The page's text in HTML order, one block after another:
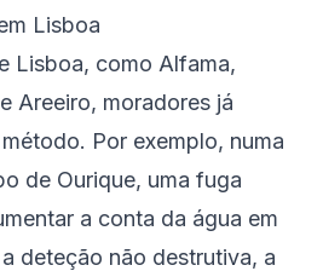
Lisboa
Lisboa, como Alfama,
Areeiro, moradores já
Por exemplo, numa
de Ourique, uma fuga
a conta da água em
deteção não destrutiva, a